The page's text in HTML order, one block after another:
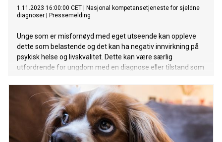
1.11.2023 16:00:00 CET
Nasjonal kompetansetjeneste for sjeldne
diagnoser
Pressemelding
Unge som er misfornøyd med eget utseende kan oppleve
dette som belastende og det kan ha negativ innvirkning på
psykisk helse og livskvalitet. Dette kan være særlig
utfordrende for ungdom med en diagnose eller tilstand som